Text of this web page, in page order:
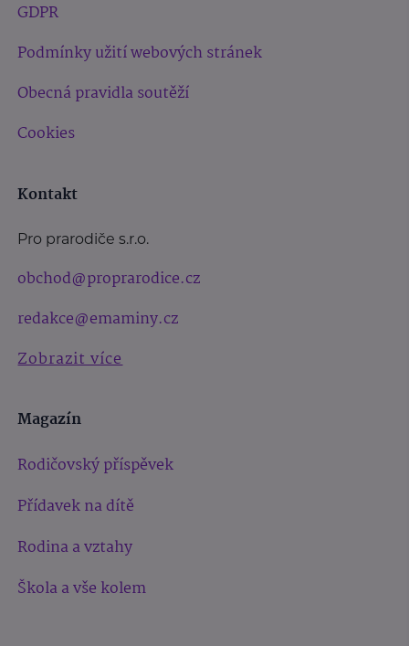
GDPR
Podmínky užití webových stránek
Obecná pravidla soutěží
Cookies
Kontakt
Pro prarodiče s.r.o.
obchod@proprarodice.cz
redakce@emaminy.cz
Zobrazit více
Magazín
Rodičovský příspěvek
Přídavek na dítě
Rodina a vztahy
Škola a vše kolem